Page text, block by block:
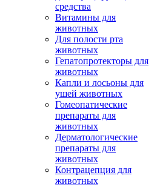
средства
Витамины для
животных
Для полости рта
животных
Гепатопротекторы для
животных
Капли и лосьоны для
ушей животных
Гомеопатические
препараты для
животных
Дерматологические
препараты для
животных
Контрацепция для
животных